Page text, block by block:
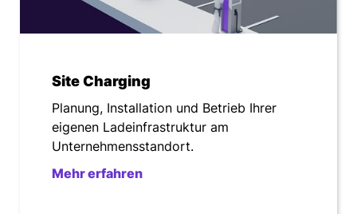
0,00 €¹
11,00 €¹
Grundgebühr für optionale Home Charging
Funktion
Site Charging
Planung, Installation und Betrieb Ihrer
eigenen Ladeinfrastruktur am
Unternehmensstandort.
Mehr erfahren